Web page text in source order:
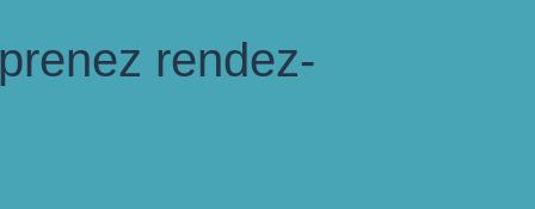
rendez-